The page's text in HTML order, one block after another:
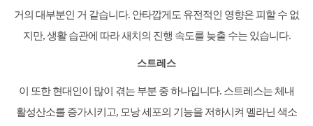
거의 대부분인 거 같습니다. 안타깝게도 유전적인 영향은 피할 수 없
지만, 생활 습관에 따라 새치의 진행 속도를 늦출 수는 있습니다.
스트레스
이 또한 현대인이 많이 겪는 부분 중 하나입니다. 스트레스는 체내
활성산소를 증가시키고, 모낭 세포의 기능을 저하시켜 멜라닌 색소